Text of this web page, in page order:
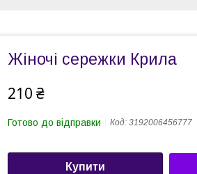
Жіночі сережки Крила
210 ₴
Готово до відправки Код: 3192006456777
Купити